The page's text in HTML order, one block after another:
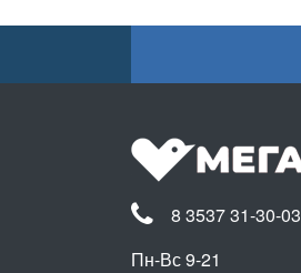
8 3537 31-30-03
Пн-Вс 9-21